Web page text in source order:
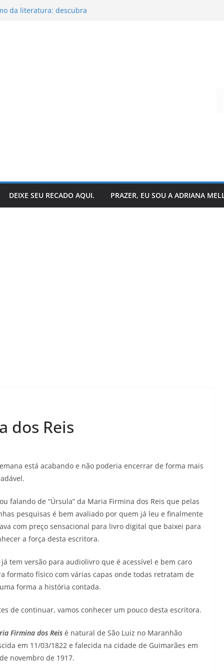
da literatura: descubra
acontece nos bastidores!
DEIXE SEU RECADO AQUI. PRAZER, EU SOU A ADRIANA
dos Reis
está acabando e não poderia encerrar de forma mais
falando de “Úrsula” da Maria Firmina dos Reis que pelas
pesquisas é bem avaliado por quem já leu e finalmente
com preço sensacional para livro digital que baixei para
a força desta escritora.
já tem versão para audiolivro que é acessível e bem caro
formato físico com várias capas onde todas retratam de
forma a história contada.
de continuar, vamos conhecer um pouco desta escritora.
Firmina dos Reis é natural de São Luiz no Maranhão
em 11/03/1822 e falecida na cidade de Guimarães em
novembro de 1917.
a
livros
05/08/2026 Adriana